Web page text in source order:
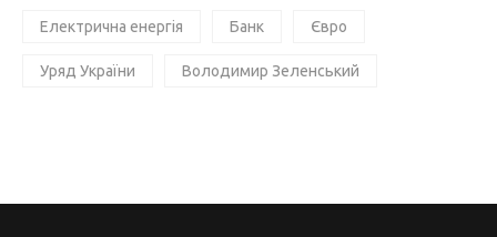
Електрична енергія Банк Євро
Уряд України Володимир Зеленський